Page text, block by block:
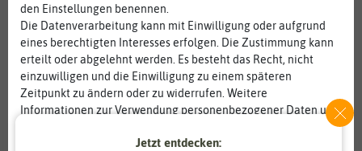
den Einstellungen benennen.
Die Datenverarbeitung kann mit Einwilligung oder aufgrund
eines berechtigten Interesses erfolgen. Die Zustimmung kann
erteilt oder abgelehnt werden. Es besteht das Recht, nicht
einzuwilligen und die Einwilligung zu einem späteren
Zeitpunkt zu ändern oder zu widerrufen. Weitere
Informationen zur Verwendung personenbezogener Daten und
Jetzt entdecken: